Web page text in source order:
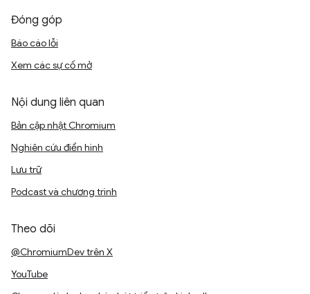
Đóng góp
Báo cáo lỗi
Xem các sự cố mở
Nội dung liên quan
Bản cập nhật Chromium
Nghiên cứu điển hình
Lưu trữ
Podcast và chương trình
Theo dõi
@ChromiumDev trên X
YouTube